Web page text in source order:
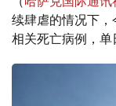
续肆虐的情况下
相关死亡病例，单